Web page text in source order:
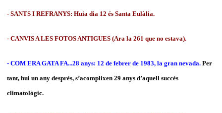
- SANTS I REFRANYS: Huia dia 12 és Santa Eulàlia.
- CANVIS A LES FOTOS ANTIGUES (Ara la 261 que no estava).
- COM ERA GATA FA...28 anys: 12 de febrer de 1983, la gran nevada. Per
tant, hui un any després, s’acomplixen 29 anys d’aquell succés
climatològic.